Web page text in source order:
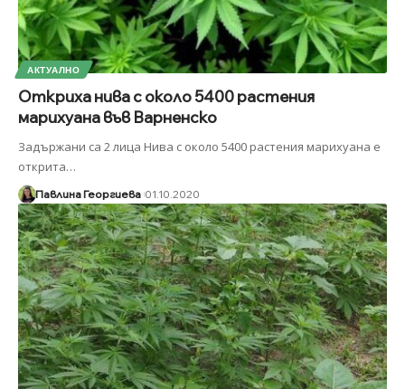
АКТУАЛНО
Откриха нива с около 5400 растения
марихуана във Варненско
Задържани са 2 лица Нива с около 5400 растения марихуана е
открита…
Павлина Георгиева 01.10.2020